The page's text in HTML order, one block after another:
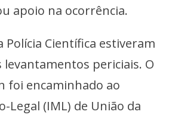
apoio na ocorrência.
Polícia Científica estiveram
levantamentos periciais. O
foi encaminhado ao
Legal (IML) de União da